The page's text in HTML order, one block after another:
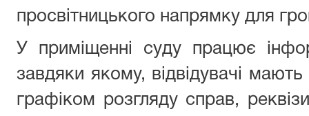
просвітницького напрямку для
У приміщенні суду працює
завдяки якому, відвідувачі
графіком розгляду справ,